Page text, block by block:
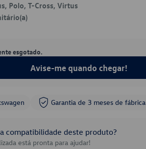
Polo, T-Cross, Virtus
esgotado.
Avise-me quando chegar!
Garantia de 3 meses de fábrica
compatibilidade deste produto?
está pronta para ajudar!